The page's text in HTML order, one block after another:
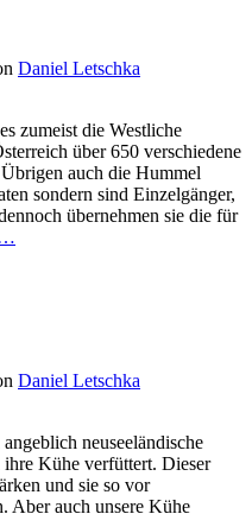
Daniel Letschka
zumeist die Westliche
über 650 verschiedene
auch die Hummel
sondern sind Einzelgänger,
übernehmen sie die für
…
Daniel Letschka
neuseeländische
Kühe verfüttert. Dieser
und sie so vor
Aber auch unsere Kühe